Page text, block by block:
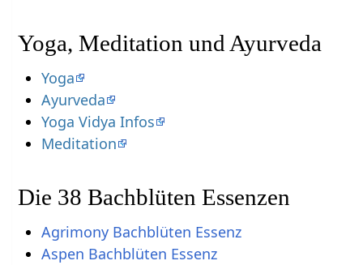
Yoga, Meditation und Ayurveda
Yoga
Ayurveda
Yoga Vidya Infos
Meditation
Die 38 Bachblüten Essenzen
Agrimony Bachblüten Essenz
Aspen Bachblüten Essenz